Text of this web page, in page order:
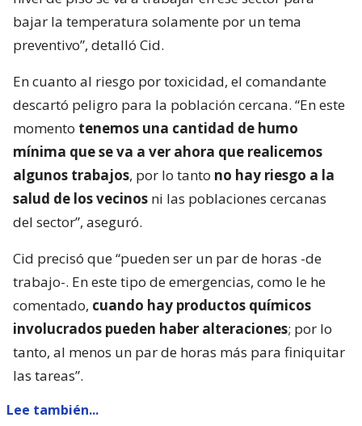
bajar la temperatura solamente por un tema
preventivo”, detalló Cid.
En cuanto al riesgo por toxicidad, el comandante
descartó peligro para la población cercana. “En este
momento tenemos una cantidad de humo
mínima que se va a ver ahora que realicemos
algunos trabajos, por lo tanto no hay riesgo a la
salud de los vecinos ni las poblaciones cercanas
del sector”, aseguró.
Cid precisó que “pueden ser un par de horas -de
trabajo-. En este tipo de emergencias, como le he
comentado, cuando hay productos químicos
involucrados pueden haber alteraciones; por lo
tanto, al menos un par de horas más para finiquitar
las tareas”.
Lee también...